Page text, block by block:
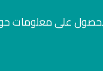
للحصول على معلومات